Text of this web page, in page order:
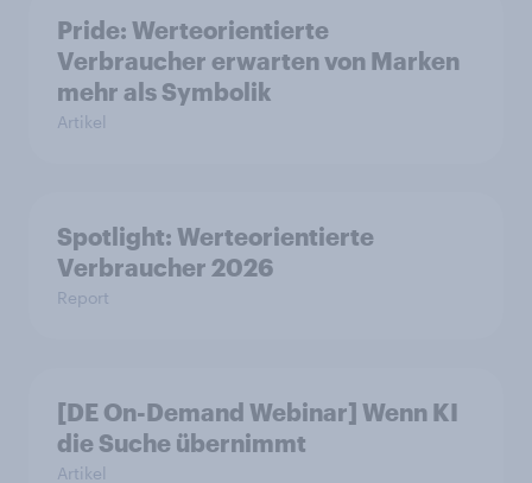
Pride: Werteorientierte
Verbraucher erwarten von Marken
mehr als Symbolik
Artikel
Spotlight: Werteorientierte
Verbraucher 2026
Report
[DE On-Demand Webinar] Wenn KI
die Suche übernimmt
Artikel